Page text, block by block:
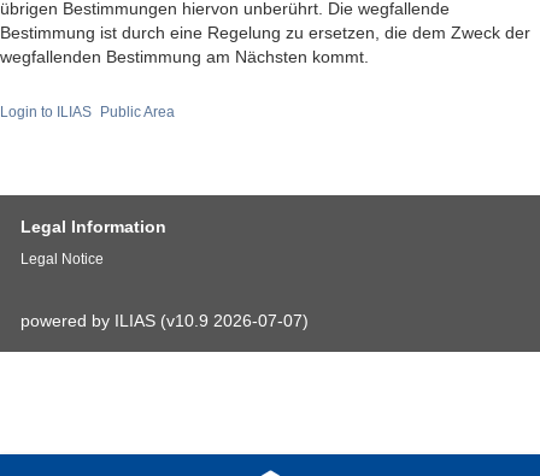
übrigen Bestimmungen hiervon unberührt. Die wegfallende
Bestimmung ist durch eine Regelung zu ersetzen, die dem Zweck der
wegfallenden Bestimmung am Nächsten kommt.
Login to ILIAS Public Area
Legal Information
Legal Notice
powered by ILIAS (v10.9 2026-07-07)